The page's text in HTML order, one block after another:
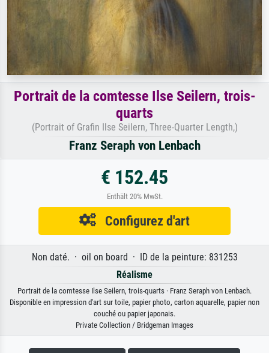
Portrait de la comtesse Ilse Seilern, trois-
quarts
(Portrait of Grafin Ilse Seilern, Three-Quarter Length,)
Franz Seraph von Lenbach
€ 152.45
Enthält 20% MwSt.
Configurez d'art
Non daté. · oil on board · ID de la peinture: 831253
Réalisme
Portrait de la comtesse Ilse Seilern, trois-quarts · Franz Seraph von Lenbach.
Disponible en impression d'art sur toile, papier photo, carton aquarelle, papier non
couché ou papier japonais.
Private Collection / Bridgeman Images